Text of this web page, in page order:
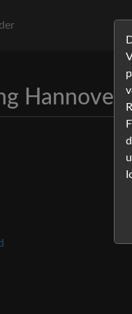
Hannover